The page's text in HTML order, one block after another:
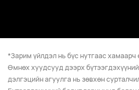
*Зарим үйлдэл нь бүс нутгаас хамаарч
Өмнөх хуудсууд дээрх
дэлгэцийн агуулга нь зөвхөн